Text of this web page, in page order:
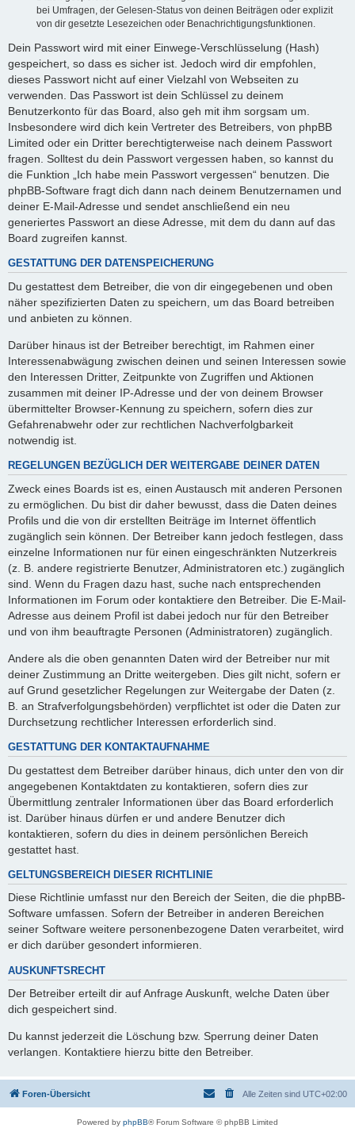
bei Umfragen, der Gelesen-Status von deinen Beiträgen oder explizit
von dir gesetzte Lesezeichen oder Benachrichtigungsfunktionen.
Dein Passwort wird mit einer Einwege-Verschlüsselung (Hash)
gespeichert, so dass es sicher ist. Jedoch wird dir empfohlen,
dieses Passwort nicht auf einer Vielzahl von Webseiten zu
verwenden. Das Passwort ist dein Schlüssel zu deinem
Benutzerkonto für das Board, also geh mit ihm sorgsam um.
Insbesondere wird dich kein Vertreter des Betreibers, von phpBB
Limited oder ein Dritter berechtigterweise nach deinem Passwort
fragen. Solltest du dein Passwort vergessen haben, so kannst du
die Funktion „Ich habe mein Passwort vergessen“ benutzen. Die
phpBB-Software fragt dich dann nach deinem Benutzernamen und
deiner E-Mail-Adresse und sendet anschließend ein neu
generiertes Passwort an diese Adresse, mit dem du dann auf das
Board zugreifen kannst.
GESTATTUNG DER DATENSPEICHERUNG
Du gestattest dem Betreiber, die von dir eingegebenen und oben
näher spezifizierten Daten zu speichern, um das Board betreiben
und anbieten zu können.
Darüber hinaus ist der Betreiber berechtigt, im Rahmen einer
Interessenabwägung zwischen deinen und seinen Interessen sowie
den Interessen Dritter, Zeitpunkte von Zugriffen und Aktionen
zusammen mit deiner IP-Adresse und der von deinem Browser
übermittelter Browser-Kennung zu speichern, sofern dies zur
Gefahrenabwehr oder zur rechtlichen Nachverfolgbarkeit
notwendig ist.
REGELUNGEN BEZÜGLICH DER WEITERGABE DEINER DATEN
Zweck eines Boards ist es, einen Austausch mit anderen Personen
zu ermöglichen. Du bist dir daher bewusst, dass die Daten deines
Profils und die von dir erstellten Beiträge im Internet öffentlich
zugänglich sein können. Der Betreiber kann jedoch festlegen, dass
einzelne Informationen nur für einen eingeschränkten Nutzerkreis
(z. B. andere registrierte Benutzer, Administratoren etc.) zugänglich
sind. Wenn du Fragen dazu hast, suche nach entsprechenden
Informationen im Forum oder kontaktiere den Betreiber. Die E-Mail-
Adresse aus deinem Profil ist dabei jedoch nur für den Betreiber
und von ihm beauftragte Personen (Administratoren) zugänglich.
Andere als die oben genannten Daten wird der Betreiber nur mit
deiner Zustimmung an Dritte weitergeben. Dies gilt nicht, sofern er
auf Grund gesetzlicher Regelungen zur Weitergabe der Daten (z.
B. an Strafverfolgungsbehörden) verpflichtet ist oder die Daten zur
Durchsetzung rechtlicher Interessen erforderlich sind.
GESTATTUNG DER KONTAKTAUFNAHME
Du gestattest dem Betreiber darüber hinaus, dich unter den von dir
angegebenen Kontaktdaten zu kontaktieren, sofern dies zur
Übermittlung zentraler Informationen über das Board erforderlich
ist. Darüber hinaus dürfen er und andere Benutzer dich
kontaktieren, sofern du dies in deinem persönlichen Bereich
gestattet hast.
GELTUNGSBEREICH DIESER RICHTLINIE
Diese Richtlinie umfasst nur den Bereich der Seiten, die die phpBB-
Software umfassen. Sofern der Betreiber in anderen Bereichen
seiner Software weitere personenbezogene Daten verarbeitet, wird
er dich darüber gesondert informieren.
AUSKUNFTSRECHT
Der Betreiber erteilt dir auf Anfrage Auskunft, welche Daten über
dich gespeichert sind.
Du kannst jederzeit die Löschung bzw. Sperrung deiner Daten
verlangen. Kontaktiere hierzu bitte den Betreiber.
Foren-Übersicht Alle Zeiten sind UTC+02:00
Powered by phpBB® Forum Software © phpBB Limited